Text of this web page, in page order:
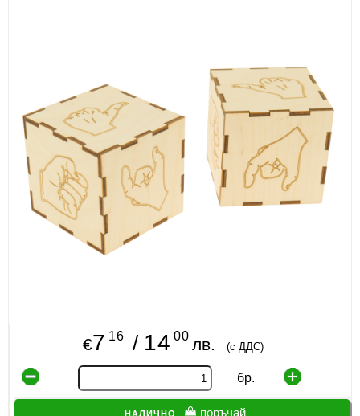
МЕБЕЛИ И ОБОРУДВАНЕ
КАНЦЕЛАРСКИ МАТЕРИАЛИ
КНИГИ И УЧЕБНИЦИ
ИНСТРУМЕНТИ
€7 16 / 14 00 лв. (с ДДС)
бр.
налично поръчай